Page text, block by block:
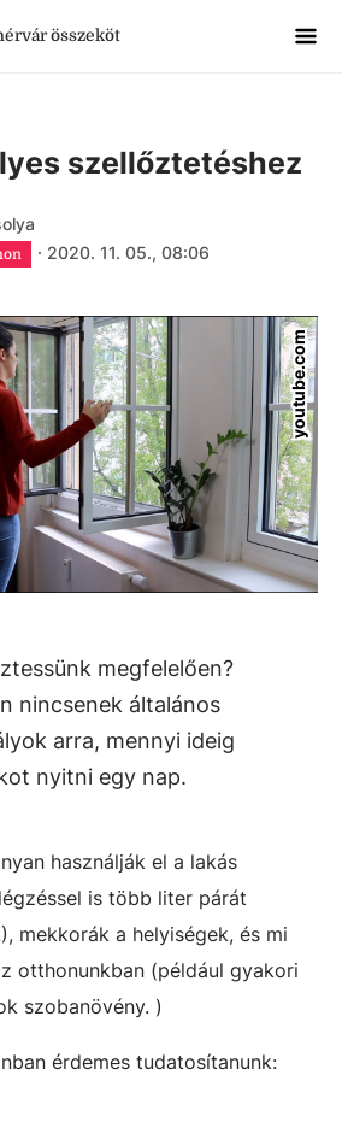
összeköt
szellőztetéshez
· 2020. 11. 05., 08:06
youtube.com
megfelelően?
nincsenek általános
arra, mennyi ideig
nyitni egy nap.
használják el a lakás
is több liter párát
mekkorák a helyiségek, és mi
otthonunkban (például gyakori
szobanövény. )
érdemes tudatosítanunk: